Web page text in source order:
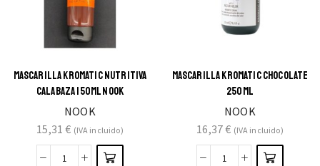
MASCARILLA KROMATIC NUTRITIVA
CALABAZA 150ML NOOK
NOOK
15,31€ (IVA incluido)
MASCARILLA KROMATIC CHOCOLATE
250ML
NOOK
16,37€ (IVA incluido)